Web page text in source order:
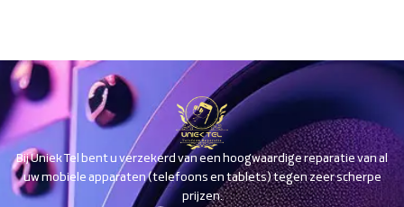
Bij Uniek Tel bent u verzekerd van een hoogwaardige reparatie van al
uw mobiele apparaten (telefoons en tablets) tegen zeer scherpe
prijzen.